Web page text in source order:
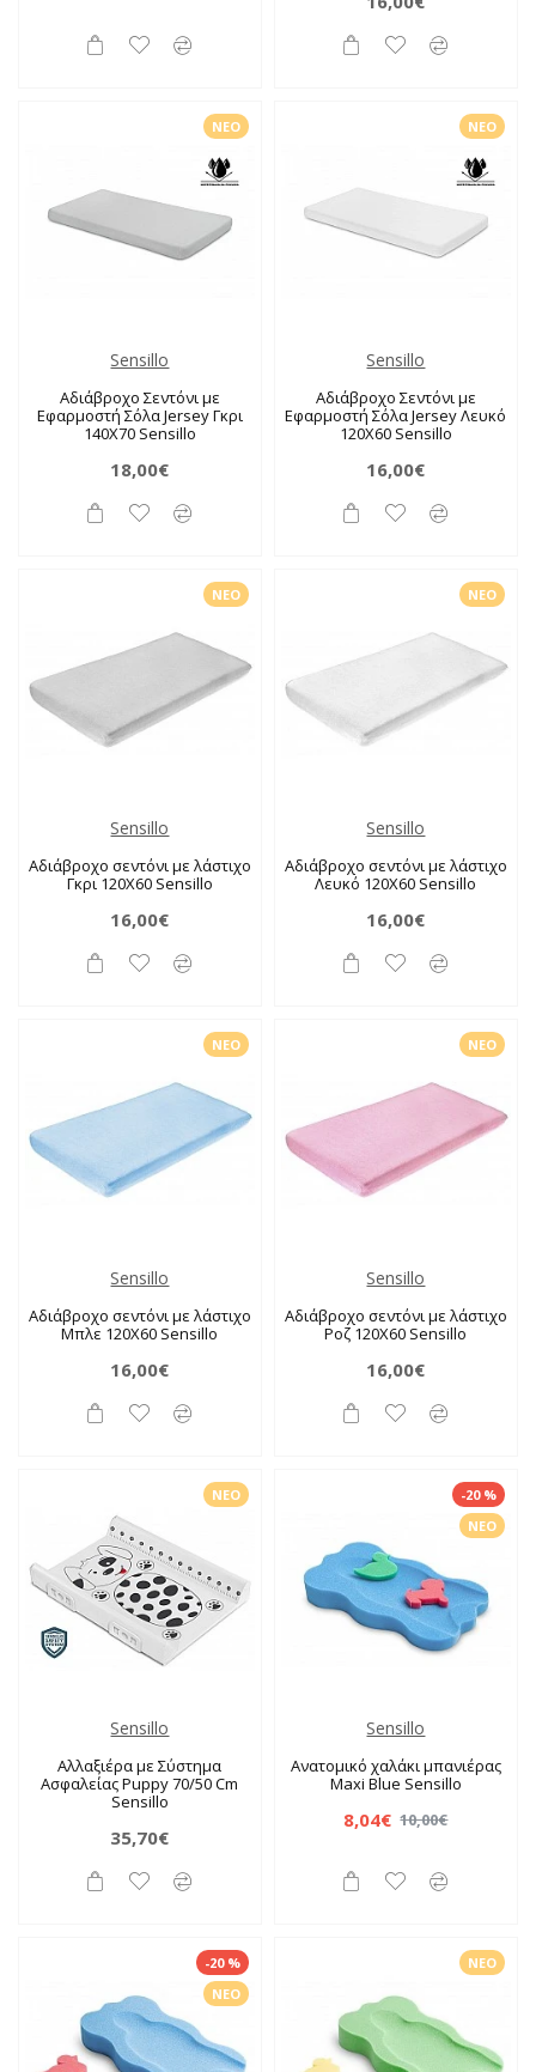
ΝΈΟ
Sensillo
Αδιάβροχο Σεντόνι με
Εφαρμοστή Σόλα Jersey Γκρι
140X70 Sensillo
18,00€
ΝΈΟ
Sensillo
Αδιάβροχο Σεντόνι με
Εφαρμοστή Σόλα Jersey Λευκό
120X60 Sensillo
16,00€
ΝΈΟ
Sensillo
Αδιάβροχο σεντόνι με λάστιχο
Γκρι 120X60 Sensillo
16,00€
ΝΈΟ
Sensillo
Αδιάβροχο σεντόνι με λάστιχο
Λευκό 120X60 Sensillo
16,00€
ΝΈΟ
Sensillo
Αδιάβροχο σεντόνι με λάστιχο
Μπλε 120X60 Sensillo
16,00€
ΝΈΟ
Sensillo
Αδιάβροχο σεντόνι με λάστιχο
Ροζ 120X60 Sensillo
16,00€
ΝΈΟ
Sensillo
Αλλαξιέρα με Σύστημα
Ασφαλείας Puppy 70/50 Cm
Sensillo
35,70€
ΝΈΟ
-20 %
Sensillo
Ανατομικό χαλάκι μπανιέρας
Maxi Blue Sensillo
8,04€ 10,00€
ΝΈΟ
-20 % ΝΈΟ